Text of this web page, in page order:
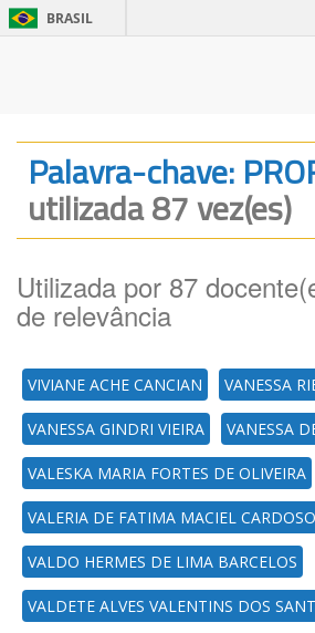
BRASIL
Palavra-chave:
utilizada 87 vez(es)
Utilizada por 87
de relevância
VIVIANE ACHE CANCIAN VANESSA
VANESSA GINDRI VIEIRA VANESSA
VALESKA MARIA FORTES DE OLIVEIRA
VALERIA DE FATIMA MACIEL
VALDO HERMES DE LIMA BARCELOS
VALDETE ALVES VALENTINS DOS